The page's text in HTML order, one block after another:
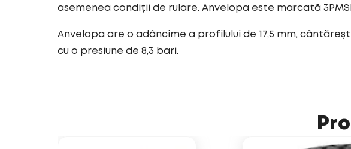
asemenea condiții de rulare. Anvelopa este marcată
Anvelopa are o adâncime a profilului de 17,5 mm,
cu o presiune de 8,3 bari.